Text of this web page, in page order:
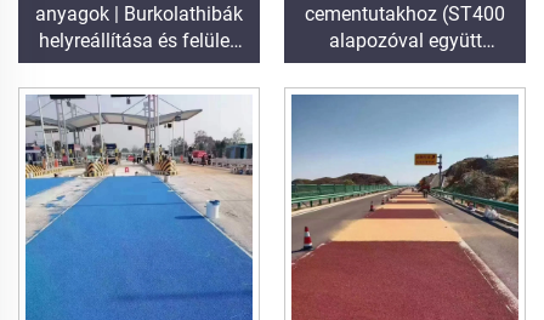
anyagok | Burkolathibák
helyreállítása és felületi
felújítás
cementutakhoz (ST400
alapozóval együtt
használandó),
aszfaltutakhoz,
szilikon-poliuretán
felújításhoz, PMA-hoz,
EPDM-hez, víz- vagy
olajalapú epoxi
alapfelületekhez,
márványhoz,
burkolólapokhoz,